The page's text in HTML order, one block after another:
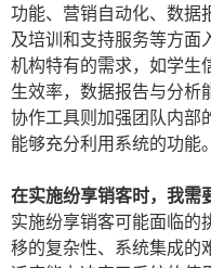
功能、营销自动化、数据
及培训和支持服务等方面
机构特有的需求，如学生
生效率，数据报告与分析
协作工具则加强团队内部
能够充分利用系统的功能。
在实施纷享销客时，我需
实施纷享销客可能面临的
移的复杂性、系统集成的